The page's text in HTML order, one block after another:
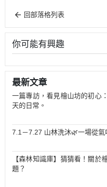
回部落格列表
你可能有興趣
最新文章
一篇專訪，看見檜山坊的初心
天的日常。
7.1－7.27 山林洗沐🌿一場從
【森林知識庫】猜猜看！關於
題？